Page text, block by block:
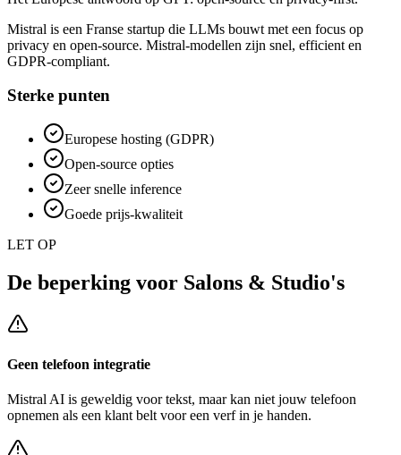
Mistral is een Franse startup die LLMs bouwt met een focus op
privacy en open-source. Mistral-modellen zijn snel, efficient en
GDPR-compliant.
Sterke punten
Europese hosting (GDPR)
Open-source opties
Zeer snelle inference
Goede prijs-kwaliteit
LET OP
De beperking voor Salons & Studio's
Geen telefoon integratie
Mistral AI is geweldig voor tekst, maar kan niet jouw telefoon
opnemen als een klant belt voor een verf in je handen.